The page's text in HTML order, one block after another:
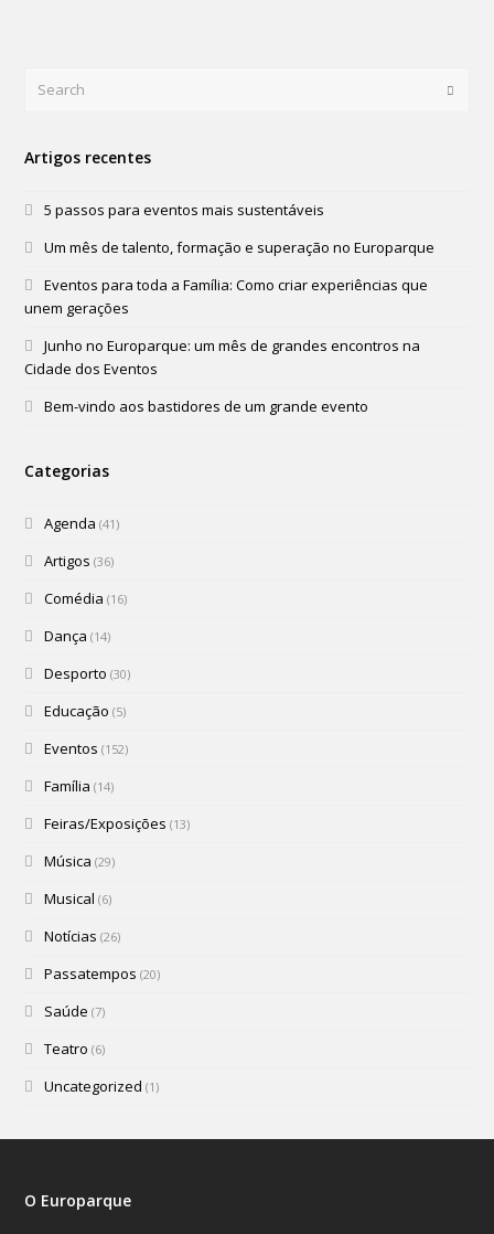
Artigos recentes
5 passos para eventos mais sustentáveis
Um mês de talento, formação e superação no Europarque
Eventos para toda a Família: Como criar experiências que
unem gerações
Junho no Europarque: um mês de grandes encontros na
Cidade dos Eventos
Bem-vindo aos bastidores de um grande evento
Categorias
Agenda (41)
Artigos (36)
Comédia (16)
Dança (14)
Desporto (30)
Educação (5)
Eventos (152)
Família (14)
Feiras/Exposições (13)
Música (29)
Musical (6)
Notícias (26)
Passatempos (20)
Saúde (7)
Teatro (6)
Uncategorized (1)
O Europarque